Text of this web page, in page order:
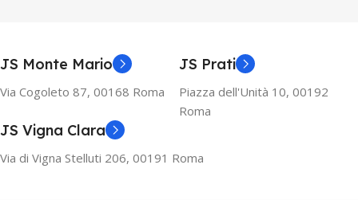
JS Monte Mario
Via Cogoleto 87, 00168 Roma
JS Prati
Piazza dell'Unità 10, 00192
Roma
JS Vigna Clara
Via di Vigna Stelluti 206, 00191 Roma